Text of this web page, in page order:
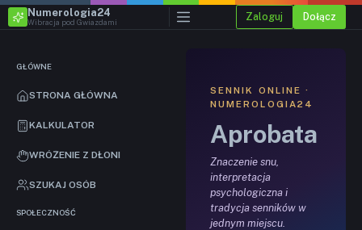
GŁÓWNE
STRONA GŁÓWNA
KALKULATOR
WRÓŻENIE Z DŁONI
SZUKAJ OSÓB
SPOŁECZNOŚĆ
Numerologia24
Wibracja pod Gwiazdami Zaloguj Dołącz
SENNIK ONLINE ·
NUMEROLOGIA24
Aprobata
Znaczenie snu,
interpretacja
psychologiczna i
tradycja senników w
jednym miejscu.